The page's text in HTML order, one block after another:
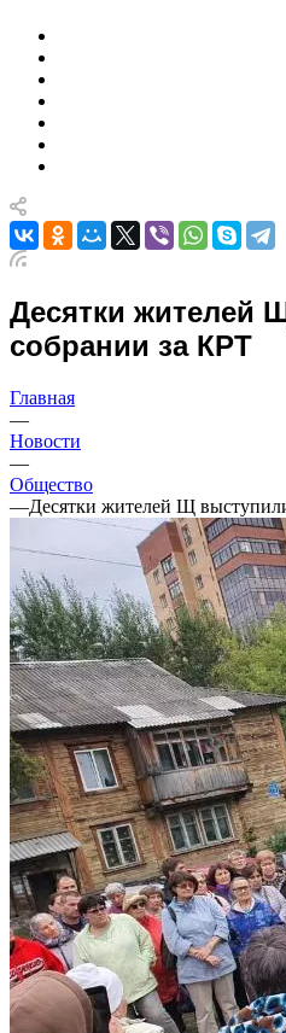
Десятки жителей
собрании за КРТ
Главная
—
Новости
—
Общество
—Десятки жителей Щ